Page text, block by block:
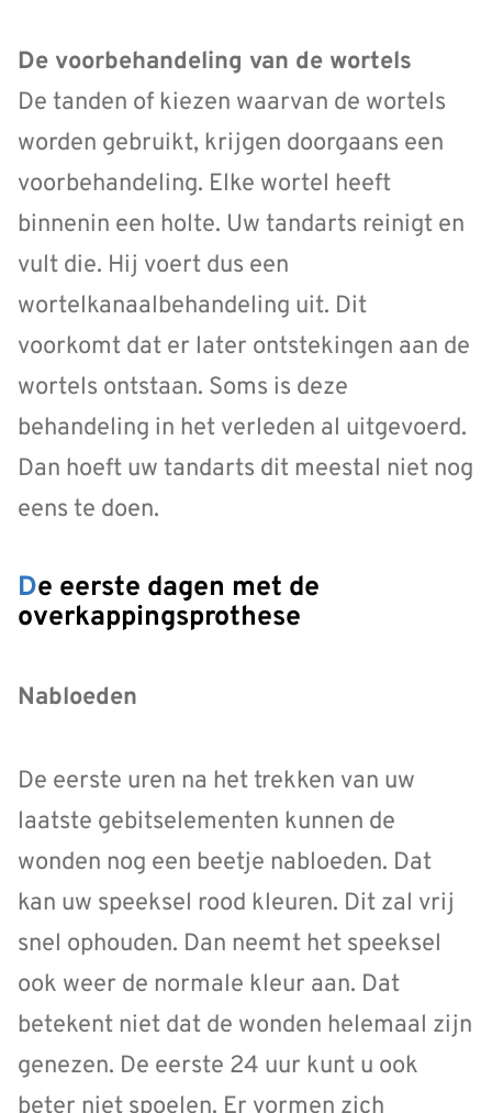
De voorbehandeling van de wortels
De tanden of kiezen waarvan de wortels
worden gebruikt, krijgen doorgaans een
voorbehandeling. Elke wortel heeft
binnenin een holte. Uw tandarts reinigt en
vult die. Hij voert dus een
wortelkanaalbehandeling uit. Dit
voorkomt dat er later ontstekingen aan de
wortels ontstaan. Soms is deze
behandeling in het verleden al uitgevoerd.
Dan hoeft uw tandarts dit meestal niet nog
eens te doen.
De eerste dagen met de
overkappingsprothese
Nabloeden
De eerste uren na het trekken van uw
laatste gebitselementen kunnen de
wonden nog een beetje nabloeden. Dat
kan uw speeksel rood kleuren. Dit zal vrij
snel ophouden. Dan neemt het speeksel
ook weer de normale kleur aan. Dat
betekent niet dat de wonden helemaal zijn
genezen. De eerste 24 uur kunt u ook